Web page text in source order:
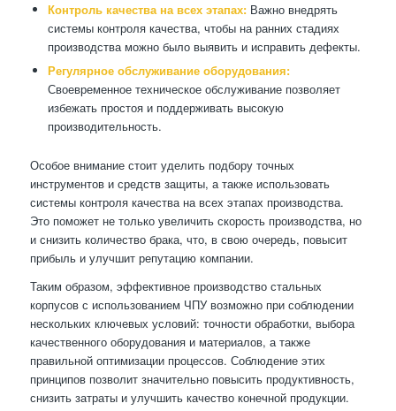
Контроль качества на всех этапах:Важно внедрять
системы контроля качества, чтобы на ранних стадиях
производства можно было выявить и исправить дефекты.
Регулярное обслуживание оборудования:
Своевременное техническое обслуживание позволяет
избежать простоя и поддерживать высокую
производительность.
Особое внимание стоит уделить подбору точных
инструментов и средств защиты, а также использовать
системы контроля качества на всех этапах производства.
Это поможет не только увеличить скорость производства, но
и снизить количество брака, что, в свою очередь, повысит
прибыль и улучшит репутацию компании.
Таким образом, эффективное производство стальных
корпусов с использованием ЧПУ возможно при соблюдении
нескольких ключевых условий: точности обработки, выбора
качественного оборудования и материалов, а также
правильной оптимизации процессов. Соблюдение этих
принципов позволит значительно повысить продуктивность,
снизить затраты и улучшить качество конечной продукции.